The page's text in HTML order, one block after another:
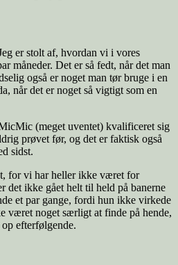
er stolt af, hvordan vi i vores
måneder. Det er så fedt, når det man
også er noget man tør bruge i en
når det er noget så vigtigt som en
(meget uventet) kvalificeret sig
prøvet før, og det er faktisk også
sidst.
for vi har heller ikke været for
det ikke gået helt til held på banerne
et par gange, fordi hun ikke virkede
været noget særligt at finde på hende,
efterfølgende.